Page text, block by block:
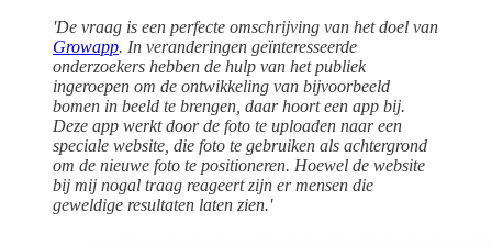
'De vraag is een perfecte omschrijving van het doel van
Growapp. In veranderingen geïnteresseerde
onderzoekers hebben de hulp van het publiek
ingeroepen om de ontwikkeling van bijvoorbeeld
bomen in beeld te brengen, daar hoort een app bij.
Deze app werkt door de foto te uploaden naar een
speciale website, die foto te gebruiken als achtergrond
om de nieuwe foto te positioneren. Hoewel de website
bij mij nogal traag reageert zijn er mensen die
geweldige resultaten laten zien.'